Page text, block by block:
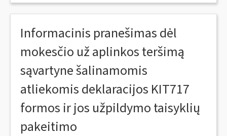
Informacinis pranešimas dėl
mokesčio už aplinkos teršimą
sąvartyne šalinamomis
atliekomis deklaracijos KIT717
formos ir jos užpildymo taisyklių
pakeitimo